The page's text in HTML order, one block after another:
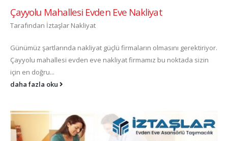
Çayyolu Mahallesi Evden Eve Nakliyat
Tarafından İztaşlar Nakliyat
Günümüz şartlarında nakliyat güçlü firmaların olmasını gerektiriyor.
Çayyolu mahallesi evden eve nakliyat firmamız bu noktada sizin
için en doğru...
daha fazla oku